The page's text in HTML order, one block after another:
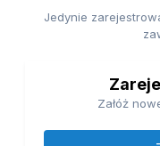
Jedynie
Załóż